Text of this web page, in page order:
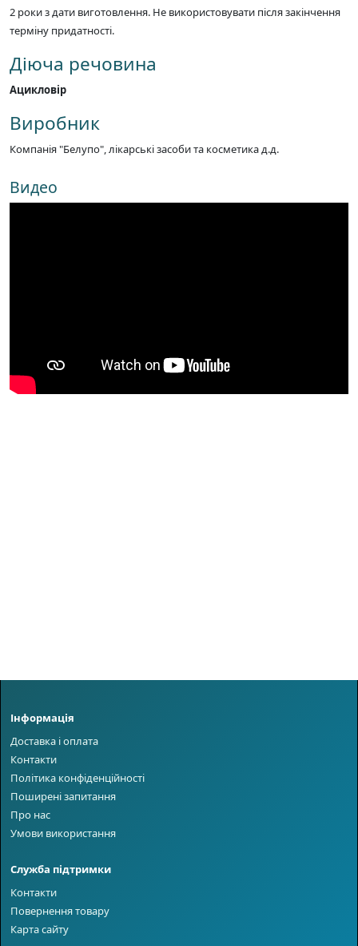
2 роки з дати виготовлення. Не використовувати після закінчення
терміну придатності.
Діюча речовина
Ацикловір
Виробник
Компанія "Белупо", лікарські засоби та косметика д.д.
Видео
Інформація
Доставка і оплата
Контакти
Політика конфіденційності
Поширені запитання
Про нас
Умови використання
Служба підтримки
Контакти
Повернення товару
Карта сайту